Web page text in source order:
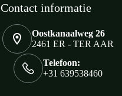
Contact informatie
Oostkanaalweg 26
2461 ER - TER AAR
Telefoon:
+31 639538460